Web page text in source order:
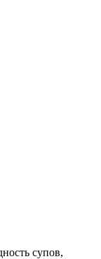
супов,